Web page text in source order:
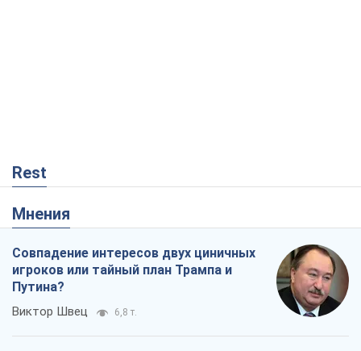
Rest
Мнения
Совпадение интересов двух циничных
игроков или тайный план Трампа и
Путина?
Виктор Швец 6,8 т.